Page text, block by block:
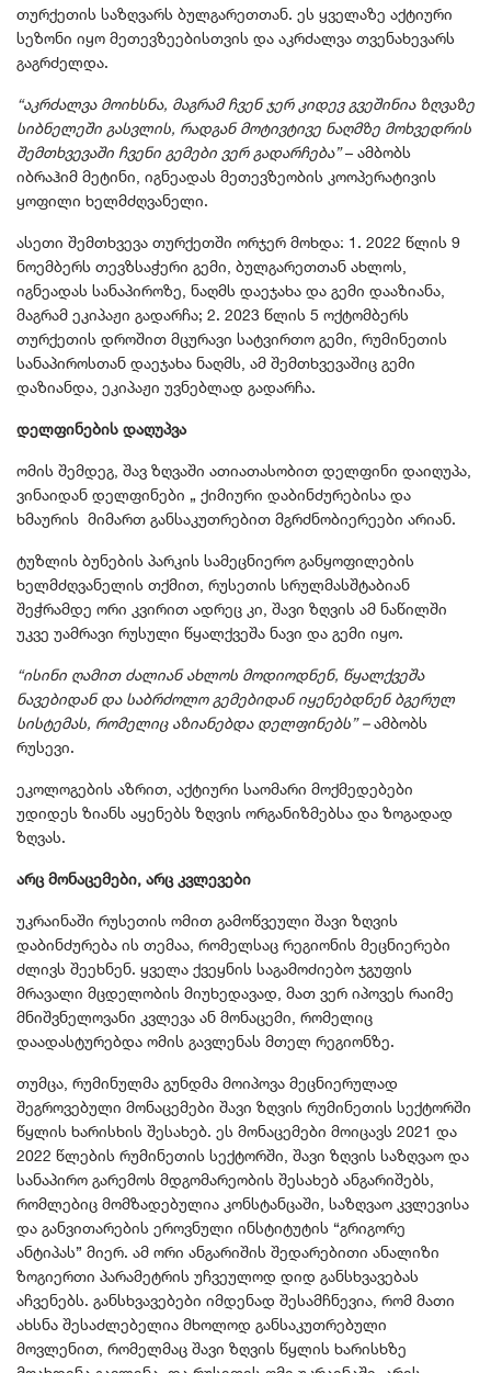
თურქეთის საზღვარს ბულგარეთთან. ეს ყველაზე აქტიური
სეზონი იყო მეთევზეებისთვის და აკრძალვა თვენახევარს
გაგრძელდა.
“აკრძალვა მოიხსნა, მაგრამ ჩვენ ჯერ კიდევ გვეშინია ზღვაზე
სიბნელეში გასვლის, რადგან მოტივტივე ნაღმზე მოხვედრის
შემთხვევაში ჩვენი გემები ვერ გადარჩება”– ამბობს
იბრაჰიმ მეტინი, იგნეადას მეთევზეობის კოოპერატივის
ყოფილი ხელმძღვანელი.
ასეთი შემთხვევა თურქეთში ორჯერ მოხდა: 1. 2022 წლის 9
ნოემბერს თევზსაჭერი გემი, ბულგარეთთან ახლოს,
იგნეადას სანაპიროზე, ნაღმს დაეჯახა და გემი დააზიანა,
მაგრამ ეკიპაჟი გადარჩა; 2. 2023 წლის 5 ოქტომბერს
თურქეთის დროშით მცურავი სატვირთო გემი, რუმინეთის
სანაპიროსთან დაეჯახა ნაღმს, ამ შემთხვევაშიც გემი
დაზიანდა, ეკიპაჟი უვნებლად გადარჩა.
დელფინების დაღუპვა
ომის შემდეგ, შავ ზღვაში ათიათასობით დელფინი დაიღუპა,
ვინაიდან დელფინები „ ქიმიური დაბინძურებისა და
ხმაურის მიმართ განსაკუთრებით მგრძნობიერეები არიან.
ტუზლის ბუნების პარკის სამეცნიერო განყოფილების
ხელმძღვანელის თქმით, რუსეთის სრულმასშტაბიან
შეჭრამდე ორი კვირით ადრეც კი, შავი ზღვის ამ ნაწილში
უკვე უამრავი რუსული წყალქვეშა ნავი და გემი იყო.
“ისინი ღამით ძალიან ახლოს მოდიოდნენ, წყალქვეშა
ნავებიდან და საბრძოლო გემებიდან იყენებდნენ ბგერულ
სისტემას, რომელიც აზიანებდა დელფინებს” –ამბობს
რუსევი.
ეკოლოგების აზრით, აქტიური საომარი მოქმედებები
უდიდეს ზიანს აყენებს ზღვის ორგანიზმებსა და ზოგადად
ზღვას.
არც მონაცემები, არც კვლევები
უკრაინაში რუსეთის ომით გამოწვეული შავი ზღვის
დაბინძურება ის თემაა, რომელსაც რეგიონის მეცნიერები
ძლივს შეეხნენ. ყველა ქვეყნის საგამოძიებო ჯგუფის
მრავალი მცდელობის მიუხედავად, მათ ვერ იპოვეს რაიმე
მნიშვნელოვანი კვლევა ან მონაცემი, რომელიც
დაადასტურებდა ომის გავლენას მთელ რეგიონზე.
თუმცა, რუმინულმა გუნდმა მოიპოვა მეცნიერულად
შეგროვებული მონაცემები შავი ზღვის რუმინეთის სექტორში
წყლის ხარისხის შესახებ. ეს მონაცემები მოიცავს 2021 და
2022 წლების რუმინეთის სექტორში, შავი ზღვის საზღვაო და
სანაპირო გარემოს მდგომარეობის შესახებ ანგარიშებს,
რომლებიც მომზადებულია კონსტანცაში, საზღვაო კვლევისა
და განვითარების ეროვნული ინსტიტუტის “გრიგორე
ანტიპას” მიერ. ამ ორი ანგარიშის შედარებითი ანალიზი
ზოგიერთი პარამეტრის უჩვეულოდ დიდ განსხვავებას
აჩვენებს. განსხვავებები იმდენად შესამჩნევია, რომ მათი
ახსნა შესაძლებელია მხოლოდ განსაკუთრებული
მოვლენით, რომელმაც შავი ზღვის წყლის ხარისხზე